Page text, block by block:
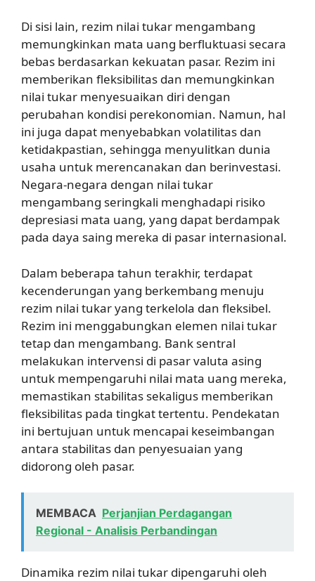
Di sisi lain, rezim nilai tukar mengambang
memungkinkan mata uang berfluktuasi secara
bebas berdasarkan kekuatan pasar. Rezim ini
memberikan fleksibilitas dan memungkinkan
nilai tukar menyesuaikan diri dengan
perubahan kondisi perekonomian. Namun, hal
ini juga dapat menyebabkan volatilitas dan
ketidakpastian, sehingga menyulitkan dunia
usaha untuk merencanakan dan berinvestasi.
Negara-negara dengan nilai tukar
mengambang seringkali menghadapi risiko
depresiasi mata uang, yang dapat berdampak
pada daya saing mereka di pasar internasional.
Dalam beberapa tahun terakhir, terdapat
kecenderungan yang berkembang menuju
rezim nilai tukar yang terkelola dan fleksibel.
Rezim ini menggabungkan elemen nilai tukar
tetap dan mengambang. Bank sentral
melakukan intervensi di pasar valuta asing
untuk mempengaruhi nilai mata uang mereka,
memastikan stabilitas sekaligus memberikan
fleksibilitas pada tingkat tertentu. Pendekatan
ini bertujuan untuk mencapai keseimbangan
antara stabilitas dan penyesuaian yang
didorong oleh pasar.
MEMBACA Perjanjian Perdagangan
Regional - Analisis Perbandingan
Dinamika rezim nilai tukar dipengaruhi oleh